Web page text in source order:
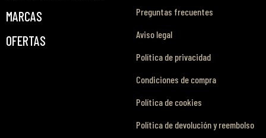
MARCAS
OFERTAS
Preguntas frecuentes
Aviso legal
Política de privacidad
Condiciones de compra
Política de cookies
Política de devolución y reembolso